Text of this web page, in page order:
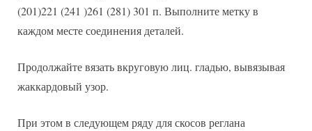
(201)221 (241 )261 (281) 301 п. Выполните метку в
каждом месте соединения деталей.
Продолжайте вязать вкруговую лиц. гладью, вывязывая
жаккардовый узор.
При этом в следующем ряду для скосов реглана